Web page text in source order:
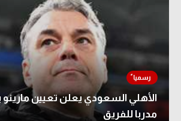
الأهلي السعودي يعلن تعيين
مدربا للفريق